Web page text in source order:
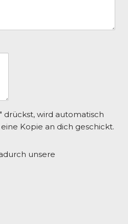
drückst, wird automatisch
Kopie an dich geschickt.
unsere